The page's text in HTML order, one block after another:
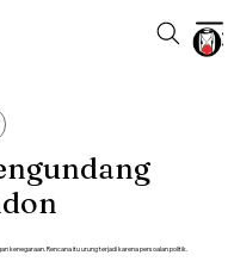
kenegaraan. Rencana itu urung terjadi karena persoalan politik.